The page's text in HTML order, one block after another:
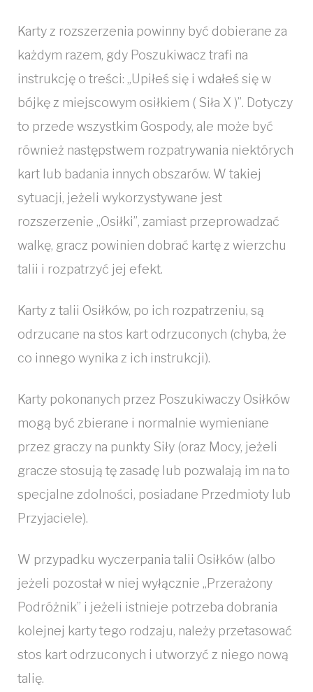
Karty z rozszerzenia powinny być dobierane za
każdym razem, gdy Poszukiwacz trafi na
instrukcję o treści: „Upiłeś się i wdałeś się w
bójkę z miejscowym osiłkiem ( Siła X )”. Dotyczy
to przede wszystkim Gospody, ale może być
również następstwem rozpatrywania niektórych
kart lub badania innych obszarów. W takiej
sytuacji, jeżeli wykorzystywane jest
rozszerzenie „Osiłki”, zamiast przeprowadzać
walkę, gracz powinien dobrać kartę z wierzchu
talii i rozpatrzyć jej efekt.
Karty z talii Osiłków, po ich rozpatrzeniu, są
odrzucane na stos kart odrzuconych (chyba, że
co innego wynika z ich instrukcji).
Karty pokonanych przez Poszukiwaczy Osiłków
mogą być zbierane i normalnie wymieniane
przez graczy na punkty Siły (oraz Mocy, jeżeli
gracze stosują tę zasadę lub pozwalają im na to
specjalne zdolności, posiadane Przedmioty lub
Przyjaciele).
W przypadku wyczerpania talii Osiłków (albo
jeżeli pozostał w niej wyłącznie „Przerażony
Podróżnik” i jeżeli istnieje potrzeba dobrania
kolejnej karty tego rodzaju, należy przetasować
stos kart odrzuconych i utworzyć z niego nową
talię.